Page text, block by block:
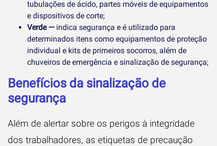
tubulações de ácido, partes móveis de equipamentos
e dispositivos de corte;
Verde — indica segurança e é utilizado para
determinados itens como equipamentos de proteção
individual e kits de primeiros socorros, além de
chuveiros de emergência e sinalização de segurança;
Benefícios da sinalização de
segurança
Além de alertar sobre os perigos à integridade
dos trabalhadores, as etiquetas de precaução